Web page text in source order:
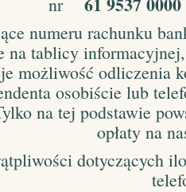
numeru rachunku
na tablicy
możliwość odliczenia
osobiście lub
na tej podstawie
opłaty na
dotyczących